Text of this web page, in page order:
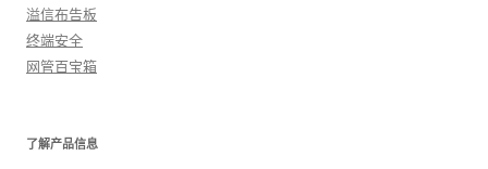
溢信布告板
终端安全
网管百宝箱
了解产品信息